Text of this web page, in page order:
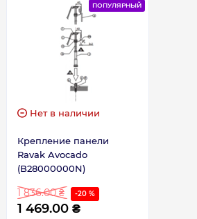
ПОПУЛЯРНЫЙ
Нет в наличии
Крепление панели
Ravak Avocado
(B28000000N)
1 836.00 ₴ -20 %
1 469.00 ₴